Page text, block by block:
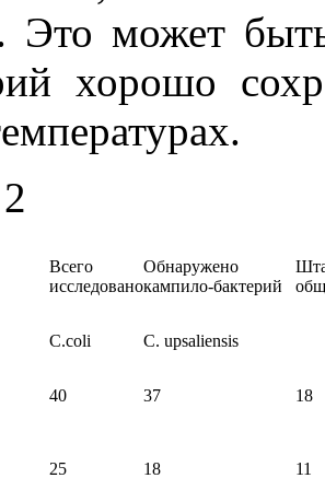
Это может
хорошо
Всего
исследовано
Обнаружено
кампило-бактерий
C.coli C. upsaliensis
40 37 18
25 18 11